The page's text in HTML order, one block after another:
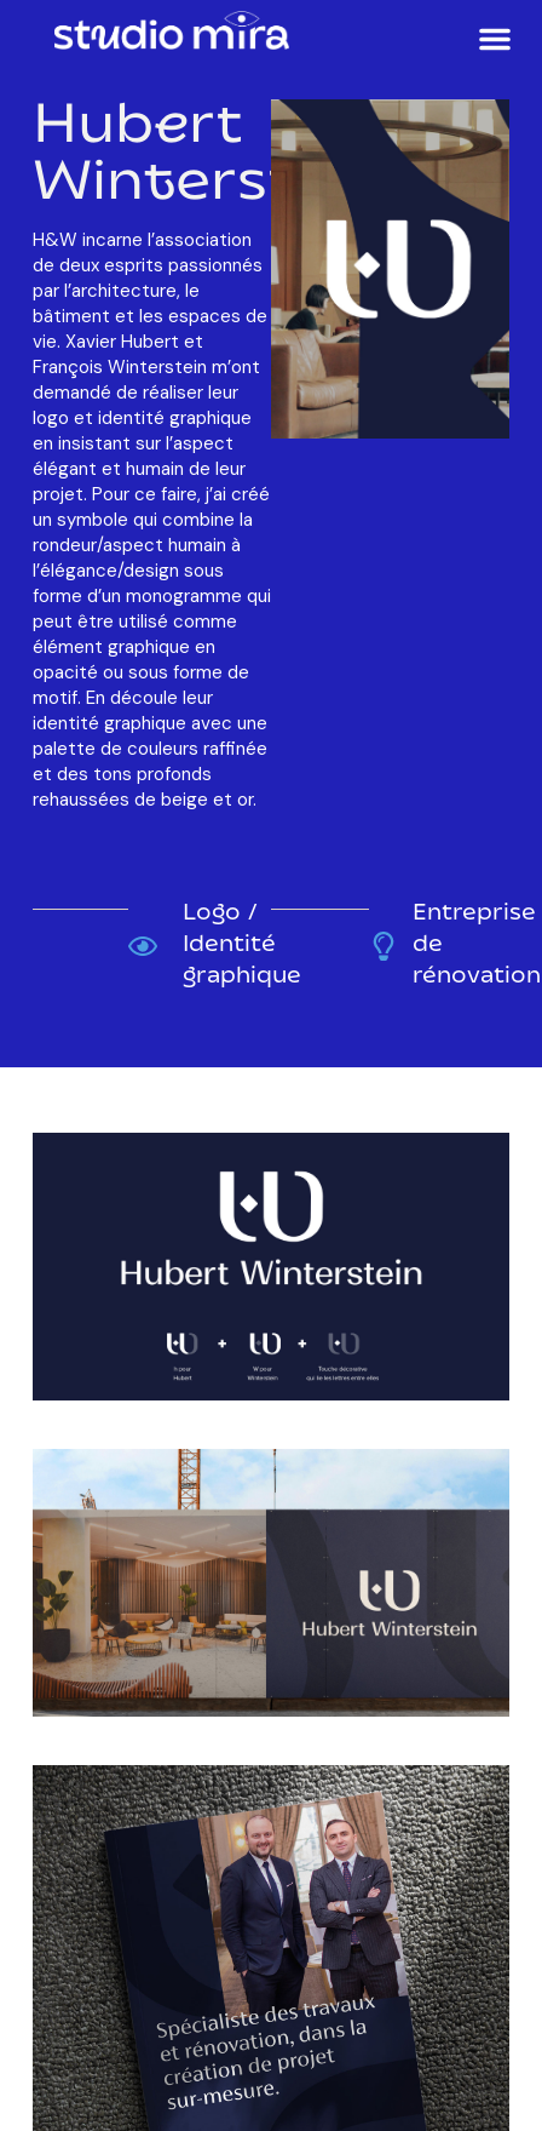
Hubert
Winterstein
H&W incarne l’association
de deux esprits passionnés
par l’architecture, le
bâtiment et les espaces de
vie. Xavier Hubert et
François Winterstein m’ont
demandé de réaliser leur
logo et identité graphique
en insistant sur l’aspect
élégant et humain de leur
projet. Pour ce faire, j’ai créé
un symbole qui combine la
rondeur/aspect humain à
l’élégance/design sous
forme d’un monogramme qui
peut être utilisé comme
élément graphique en
opacité ou sous forme de
motif. En découle leur
identité graphique avec une
palette de couleurs raffinée
et des tons profonds
rehaussées de beige et or.
Logo /
Identité
graphique
Entreprise
de
rénovation